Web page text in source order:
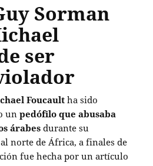
Sorman
ser
Foucault ha sido
unpedófilo que abusaba
árabes durante su
norte de África, a finales de
fue hecha por un artículo